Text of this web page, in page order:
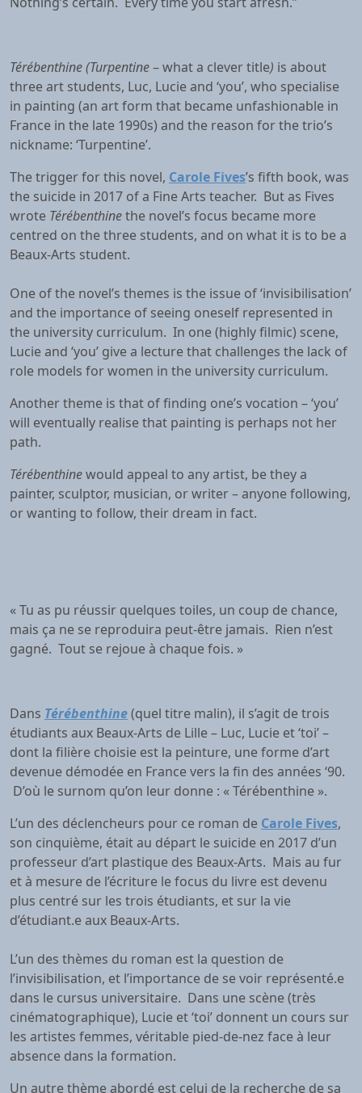
Térébenthine(Turpentine– what a clever title) is about
three art students, Luc, Lucie and ‘you’, who specialise
in painting (an art form that became unfashionable in
France in the late 1990s) and the reason for the trio’s
nickname: ‘Turpentine’.
The trigger for this novel, Carole Fives’s fifth book, was
the suicide in 2017 of a Fine Arts teacher. But as Fives
wrote Térébenthinethe novel’s focus became more
centred on the three students, and on what it is to be a
Beaux-Arts student.
One of the novel’s themes is the issue of ‘invisibilisation’
and the importance of seeing oneself represented in
the university curriculum. In one (highly filmic) scene,
Lucie and ‘you’ give a lecture that challenges the lack of
role models for women in the university curriculum.
Another theme is that of finding one’s vocation – ‘you’
will eventually realise that painting is perhaps not her
path.
Térébenthinewould appeal to any artist, be they a
painter, sculptor, musician, or writer – anyone following,
or wanting to follow, their dream in fact.
« Tu as pu réussir quelques toiles, un coup de chance,
mais ça ne se reproduira peut-être jamais. Rien n’est
gagné. Tout se rejoue à chaque fois. »
Dans Térébenthine(quel titre malin), il s’agit de trois
étudiants aux Beaux-Arts de Lille – Luc, Lucie et ‘toi’ –
dont la filière choisie est la peinture, une forme d’art
devenue démodée en France vers la fin des années ‘90.
D’où le surnom qu’on leur donne : « Térébenthine ».
L’un des déclencheurs pour ce roman de Carole Fives,
son cinquième, était au départ le suicide en 2017 d’un
professeur d’art plastique des Beaux-Arts. Mais au fur
et à mesure de l’écriture le focus du livre est devenu
plus centré sur les trois étudiants, et sur la vie
d’étudiant.e aux Beaux-Arts.
L’un des thèmes du roman est la question de
l’invisibilisation, et l’importance de se voir représenté.e
dans le cursus universitaire. Dans une scène (très
cinématographique), Lucie et ‘toi’ donnent un cours sur
les artistes femmes, véritable pied-de-nez face à leur
absence dans la formation.
Un autre thème abordé est celui de la recherche de sa